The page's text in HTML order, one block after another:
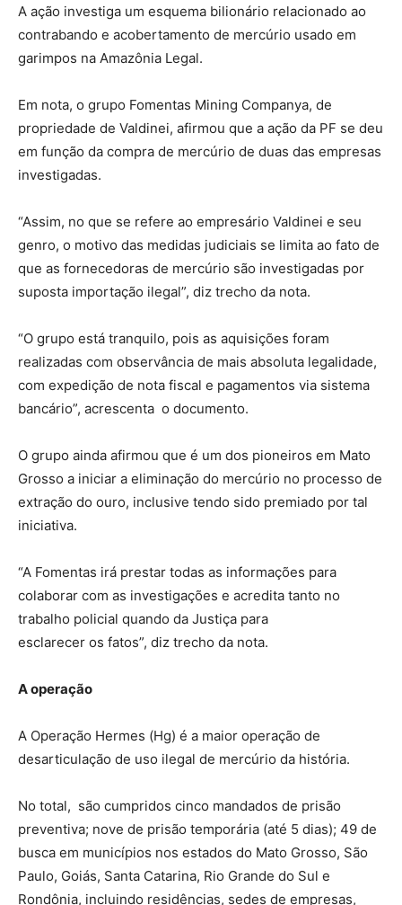
A ação investiga um esquema bilionário relacionado ao
contrabando e acobertamento de mercúrio usado em
garimpos na Amazônia Legal.
Em nota, o grupo Fomentas Mining Companya, de
propriedade de Valdinei, afirmou que a ação da PF se deu
em função da compra de mercúrio de duas das empresas
investigadas.
“Assim, no que se refere ao empresário Valdinei e seu
genro, o motivo das medidas judiciais se limita ao fato de
que as fornecedoras de mercúrio são investigadas por
suposta importação ilegal”, diz trecho da nota.
“O grupo está tranquilo, pois as aquisições foram
realizadas com observância de mais absoluta legalidade,
com expedição de nota fiscal e pagamentos via sistema
bancário”, acrescenta o documento.
O grupo ainda afirmou que é um dos pioneiros em Mato
Grosso a iniciar a eliminação do mercúrio no processo de
extração do ouro, inclusive tendo sido premiado por tal
iniciativa.
“A Fomentas irá prestar todas as informações para
colaborar com as investigações e acredita tanto no
trabalho policial quando da Justiça para
esclarecer os fatos”, diz trecho da nota.
A operação
A Operação Hermes (Hg) é a maior operação de
desarticulação de uso ilegal de mercúrio da história.
No total, são cumpridos cinco mandados de prisão
preventiva; nove de prisão temporária (até 5 dias); 49 de
busca em municípios nos estados do Mato Grosso, São
Paulo, Goiás, Santa Catarina, Rio Grande do Sul e
Rondônia, incluindo residências, sedes de empresas,